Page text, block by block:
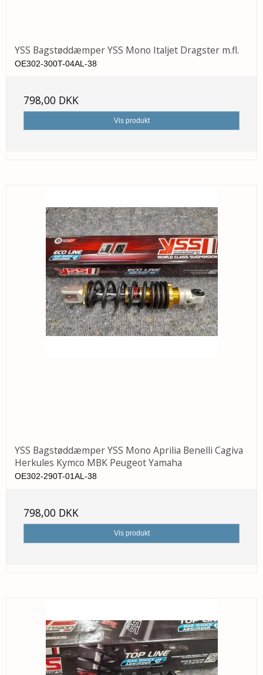
YSS Bagstøddæmper YSS Mono Italjet Dragster m.fl.
OE302-300T-04AL-38
798,00 DKK
Vis produkt
YSS Bagstøddæmper YSS Mono Aprilia Benelli Cagiva
Herkules Kymco MBK Peugeot Yamaha
OE302-290T-01AL-38
798,00 DKK
Vis produkt